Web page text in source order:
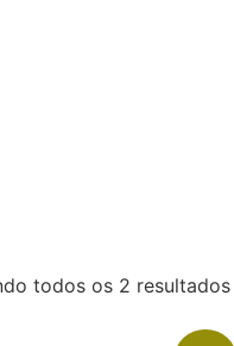
todos os 2 resultados